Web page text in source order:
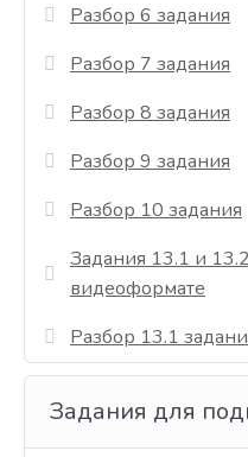
Разбор 6 задания
Разбор 7 задания
Разбор 8 задания
Разбор 9 задания
Разбор 10 задания
Задания 13.1 и
видеоформате
Разбор 13.1
Задания для